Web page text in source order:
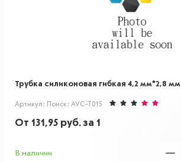
Трубка силиконовая гибкая 4,2 мм*2,8 мм
Артикул: Поиск: AVC-T015
От 131,95 руб.за 1
В наличии